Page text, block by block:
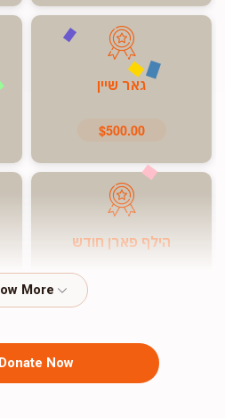
גאר שיין
$500.00
הילף פארן חודש
Donate Now